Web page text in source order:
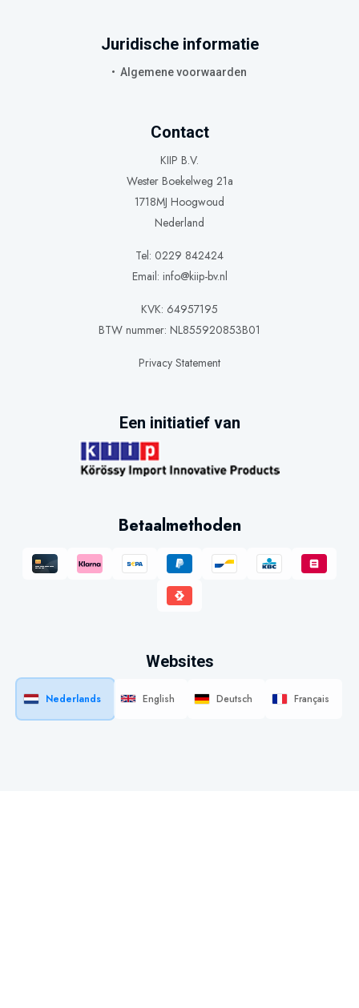
Juridische informatie
Algemene voorwaarden
Contact
KIIP B.V.
Wester Boekelweg 21a
1718MJ Hoogwoud
Nederland
Tel: 0229 842424
Email: info@kiip-bv.nl
KVK: 64957195
BTW nummer: NL855920853B01
Privacy Statement
Een initiatief van
Betaalmethoden
Websites
Nederlands English Deutsch Français